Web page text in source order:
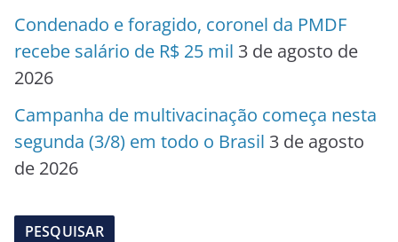
Condenado e foragido, coronel da PMDF
recebe salário de R$ 25 mil 3 de agosto de
2026
Campanha de multivacinação começa nesta
segunda (3/8) em todo o Brasil 3 de agosto
de 2026
PESQUISAR